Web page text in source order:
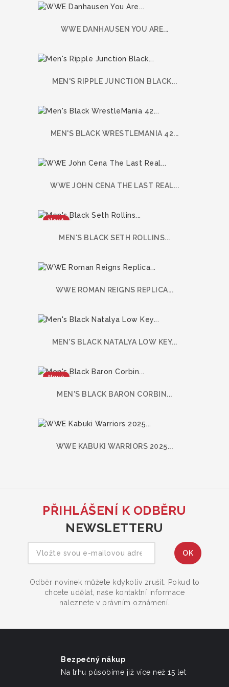
WWE DANHAUSEN YOU ARE...
MEN'S RIPPLE JUNCTION BLACK...
MEN'S BLACK WRESTLEMANIA 42...
WWE JOHN CENA THE LAST REAL...
Nové
MEN'S BLACK SETH ROLLINS...
WWE ROMAN REIGNS REPLICA...
MEN'S BLACK NATALYA LOW KEY...
Nové
MEN'S BLACK BARON CORBIN...
WWE KABUKI WARRIORS 2025...
PŘIHLÁŠENÍ K ODBĚRU
NEWSLETTERU
Odběr novinek můžete kdykoliv zrušit. Pokud to
chcete udělat, naše kontaktní informace
naleznete v právním oznámení.
Bezpečný nákup
Na trhu působíme již více než 15 let